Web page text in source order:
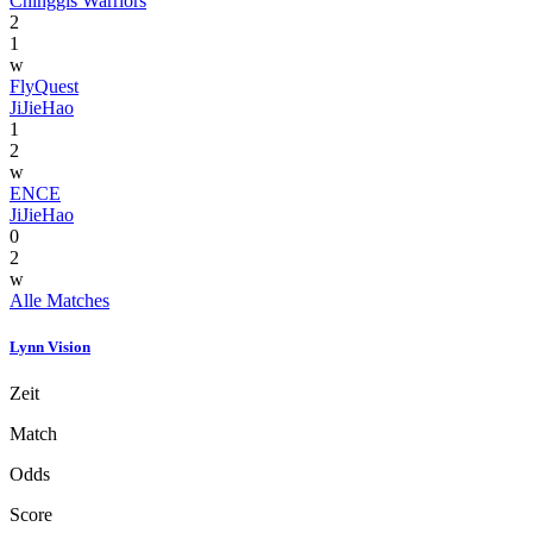
2
1
w
FlyQuest
JiJieHao
1
2
w
ENCE
JiJieHao
0
2
w
Alle Matches
Lynn Vision
Zeit
Match
Odds
Score